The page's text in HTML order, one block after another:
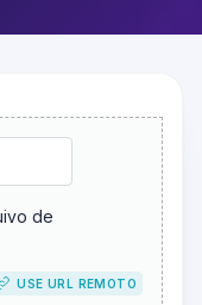
de
USE URL REMOTO